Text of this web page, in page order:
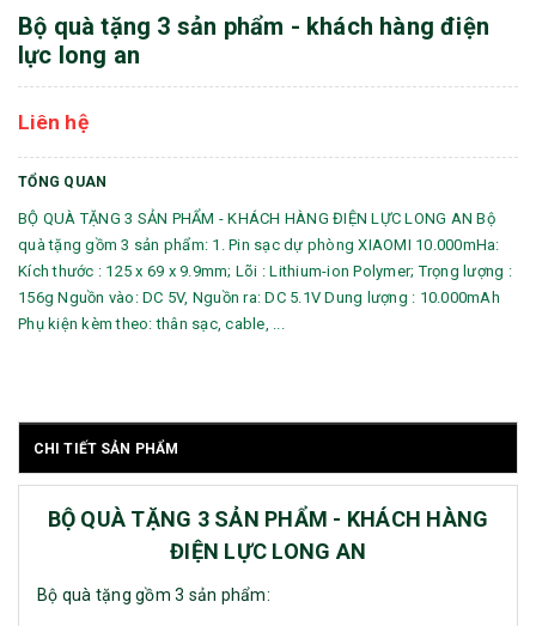
Bộ quà tặng 3 sản phẩm - khách hàng điện
lực long an
Liên hệ
TỔNG QUAN
BỘ QUÀ TẶNG 3 SẢN PHẨM - KHÁCH HÀNG ĐIỆN LỰC LONG AN Bộ
quà tặng gồm 3 sản phẩm: 1. Pin sạc dự phòng XIAOMI 10.000mHa:
Kích thước : 125 x 69 x 9.9mm; Lõi : Lithium-ion Polymer; Trọng lượng :
156g Nguồn vào: DC 5V, Nguồn ra: DC 5.1V Dung lượng : 10.000mAh
Phụ kiện kèm theo: thân sạc, cable, ...
CHI TIẾT SẢN PHẨM
BỘ QUÀ TẶNG 3 SẢN PHẨM - KHÁCH HÀNG
ĐIỆN LỰC LONG AN
Bộ quà tặng gồm 3 sản phẩm: